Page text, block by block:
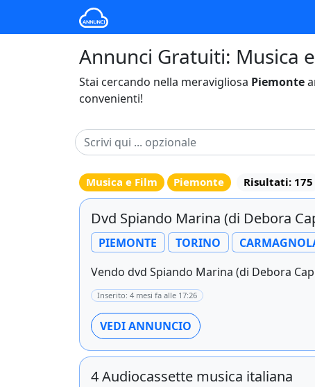
Annunci Gratuiti: Musica
Stai cercando nella meravigliosa Piemonte
convenienti!
Musica e Film Piemonte Risultati: 175
Dvd Spiando Marina (di Debora
PIEMONTE TORINO
Vendo dvd Spiando Marina (di Debora
Inserito: 4 mesi fa alle 17:26
VEDI ANNUNCIO
4 Audiocassette musica italiana